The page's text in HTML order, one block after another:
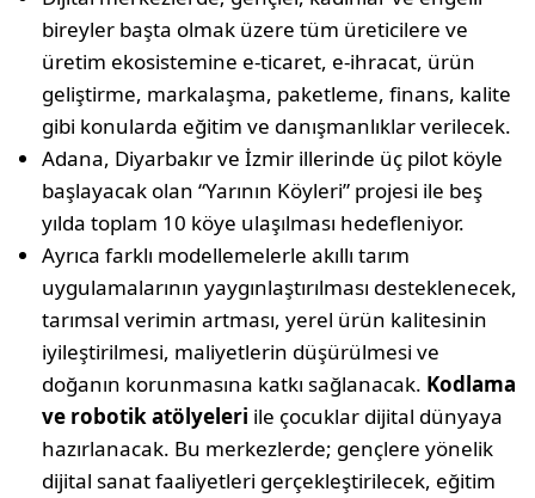
bireyler başta olmak üzere tüm üreticilere ve
üretim ekosistemine e-ticaret, e-ihracat, ürün
geliştirme, markalaşma, paketleme, finans, kalite
gibi konularda eğitim ve danışmanlıklar verilecek.
Adana, Diyarbakır ve İzmir illerinde üç pilot köyle
başlayacak olan “Yarının Köyleri” projesi ile beş
yılda toplam 10 köye ulaşılması hedefleniyor.
Ayrıca farklı modellemelerle akıllı tarım
uygulamalarının yaygınlaştırılması desteklenecek,
tarımsal verimin artması, yerel ürün kalitesinin
iyileştirilmesi, maliyetlerin düşürülmesi ve
doğanın korunmasına katkı sağlanacak. Kodlama
ve robotik atölyeleri ile çocuklar dijital dünyaya
hazırlanacak. Bu merkezlerde; gençlere yönelik
dijital sanat faaliyetleri gerçekleştirilecek, eğitim